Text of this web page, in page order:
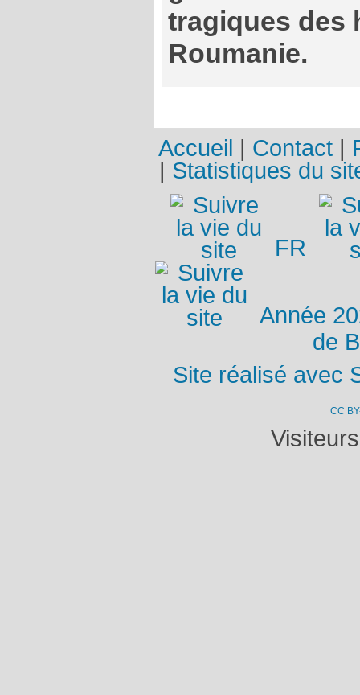
tragiques des
Roumanie.
Accueil Contact
Statistiques du
FR
Année
de
Site réalisé avec
CC